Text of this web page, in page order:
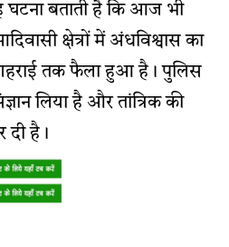
घटना बताती है कि आज भी
क्षेत्रों में अंधविश्वास का
तक फैला हुआ है। पुलिस
लिया है और तांत्रिक की
दी है।